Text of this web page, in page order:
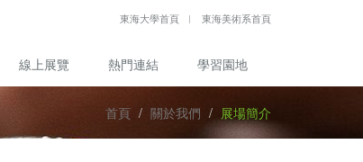
東海大學首頁 東海美術系首頁
線上展覽 熱門連結 學習園地
首頁 關於我們 展場簡介